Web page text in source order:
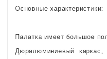
Основные характеристики:
Палатка имеет большое
Дюралюминиевый